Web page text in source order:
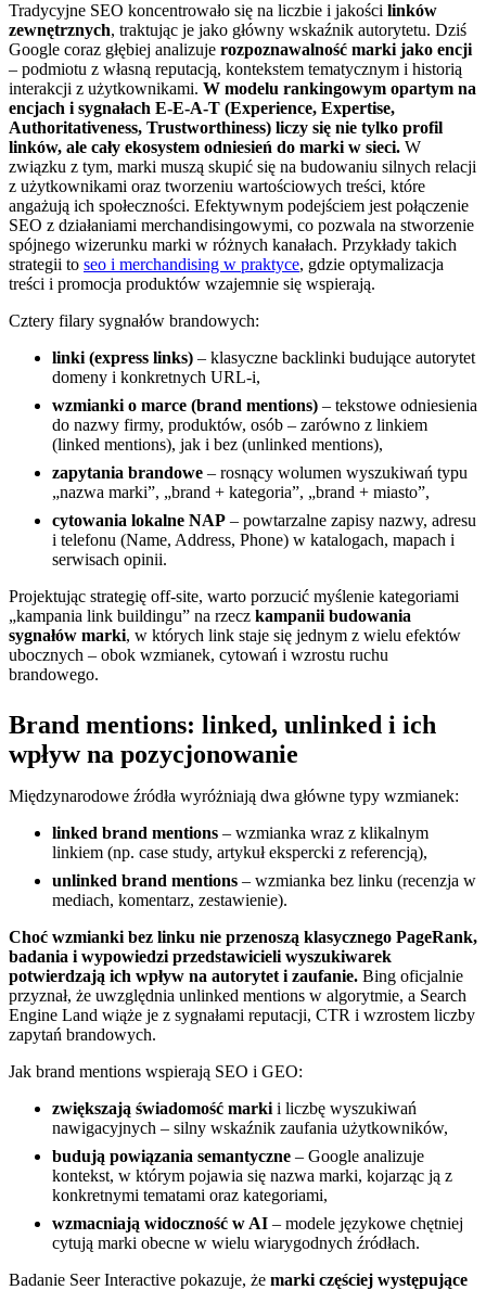
Tradycyjne SEO koncentrowało się na liczbie i jakości linków
zewnętrznych, traktując je jako główny wskaźnik autorytetu. Dziś
Google coraz głębiej analizuje rozpoznawalność marki jako encji
– podmiotu z własną reputacją, kontekstem tematycznym i historią
interakcji z użytkownikami. W modelu rankingowym opartym na
encjach i sygnałach E‑E‑A‑T (Experience, Expertise,
Authoritativeness, Trustworthiness) liczy się nie tylko profil
linków, ale cały ekosystem odniesień do marki w sieci. W
związku z tym, marki muszą skupić się na budowaniu silnych relacji
z użytkownikami oraz tworzeniu wartościowych treści, które
angażują ich społeczności. Efektywnym podejściem jest połączenie
SEO z działaniami merchandisingowymi, co pozwala na stworzenie
spójnego wizerunku marki w różnych kanałach. Przykłady takich
strategii to seo i merchandising w praktyce, gdzie optymalizacja
treści i promocja produktów wzajemnie się wspierają.
Cztery filary sygnałów brandowych:
linki (express links) – klasyczne backlinki budujące autorytet
domeny i konkretnych URL‑i,
wzmianki o marce (brand mentions) – tekstowe odniesienia
do nazwy firmy, produktów, osób – zarówno z linkiem
(linked mentions), jak i bez (unlinked mentions),
zapytania brandowe – rosnący wolumen wyszukiwań typu
„nazwa marki”, „brand + kategoria”, „brand + miasto”,
cytowania lokalne NAP – powtarzalne zapisy nazwy, adresu
i telefonu (Name, Address, Phone) w katalogach, mapach i
serwisach opinii.
Projektując strategię off‑site, warto porzucić myślenie kategoriami
„kampania link buildingu” na rzecz kampanii budowania
sygnałów marki, w których link staje się jednym z wielu efektów
ubocznych – obok wzmianek, cytowań i wzrostu ruchu
brandowego.
Brand mentions: linked, unlinked i ich
wpływ na pozycjonowanie
Międzynarodowe źródła wyróżniają dwa główne typy wzmianek:
linked brand mentions – wzmianka wraz z klikalnym
linkiem (np. case study, artykuł ekspercki z referencją),
unlinked brand mentions – wzmianka bez linku (recenzja w
mediach, komentarz, zestawienie).
Choć wzmianki bez linku nie przenoszą klasycznego PageRank,
badania i wypowiedzi przedstawicieli wyszukiwarek
potwierdzają ich wpływ na autorytet i zaufanie. Bing oficjalnie
przyznał, że uwzględnia unlinked mentions w algorytmie, a Search
Engine Land wiąże je z sygnałami reputacji, CTR i wzrostem liczby
zapytań brandowych.
Jak brand mentions wspierają SEO i GEO:
zwiększają świadomość marki i liczbę wyszukiwań
nawigacyjnych – silny wskaźnik zaufania użytkowników,
budują powiązania semantyczne – Google analizuje
kontekst, w którym pojawia się nazwa marki, kojarząc ją z
konkretnymi tematami oraz kategoriami,
wzmacniają widoczność w AI – modele językowe chętniej
cytują marki obecne w wielu wiarygodnych źródłach.
Badanie Seer Interactive pokazuje, że marki częściej występujące